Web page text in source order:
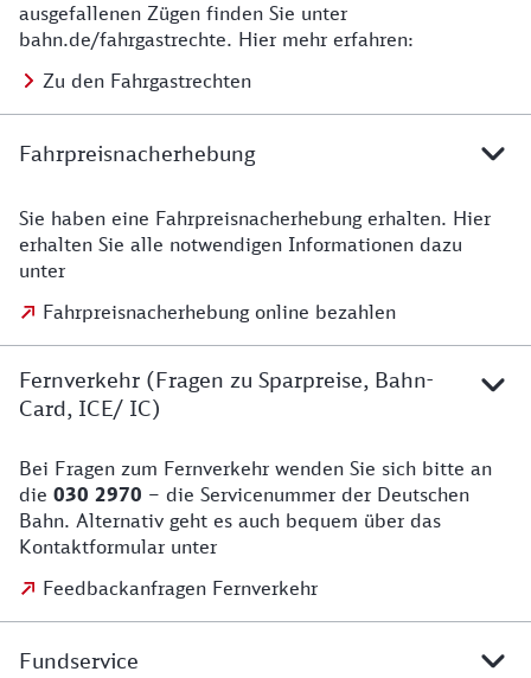
ausgefallenen Zügen finden Sie unter
bahn.de/fahrgastrechte. Hier mehr erfahren:
Zu den Fahrgastrechten
Fahrpreisnacherhebung
Fahrpreisnacherhebung
Sie haben eine Fahrpreisnacherhebung erhalten. Hier
erhalten Sie alle notwendigen Informationen dazu
unter
Fahrpreisnacherhebung online bezahlen
Fernverkehr (Fragen zu Sparpreise, Bahn-
Card, ICE/ IC)
Fernverkehr (Fragen zu Sparpreise, Bahn-Card, ICE/
Bei Fragen zum Fernverkehr wenden Sie sich bitte an
die 030 2970 – die Servicenummer der Deutschen
Bahn. Alternativ geht es auch bequem über das
Kontaktformular unter
Feedbackanfragen Fernverkehr
Fundservice